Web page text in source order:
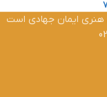
ایمان جهادی است